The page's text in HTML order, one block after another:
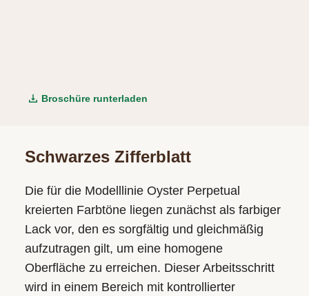
Broschüre runterladen
Schwarzes Zifferblatt
Die für die Modelllinie Oyster Perpetual
kreierten Farbtöne liegen zunächst als farbiger
Lack vor, den es sorgfältig und gleichmäßig
aufzutragen gilt, um eine homogene
Oberfläche zu erreichen. Dieser Arbeitsschritt
wird in einem Bereich mit kontrollierter